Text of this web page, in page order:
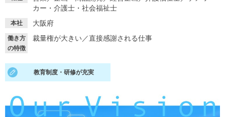
イベントを探す スカウト お知らせ
就活ノウハウ・サポート
就活ノウハウが満載！
あなたに合う仕事を診断！
就活チャンネル
動画で対策講座をチェック
カー・介護士・社会福祉士
本社 大阪府
働き方
の特徴
裁量権が大きい／直接感謝される仕事
教育制度・研修が充実